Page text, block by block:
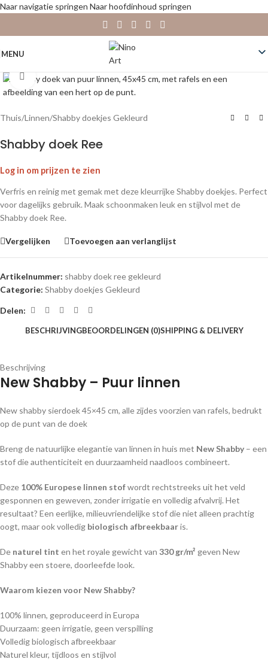
Naar navigatie springen Naar hoofdinhoud springen
MENU
Klik om te vergroten
Thuis/Linnen/Shabby doekjes Gekleurd
Shabby doek Ree
Log in om prijzen te zien
Verfris en reinig met gemak met deze kleurrijke Shabby doekjes. Perfect
voor dagelijks gebruik. Maak schoonmaken leuk en stijlvol met de
Shabby doek Ree.
Vergelijken Toevoegen aan verlanglijst
Artikelnummer: shabby doek ree gekleurd
Categorie: Shabby doekjes Gekleurd
Delen:
BESCHRIJVINGBEOORDELINGEN (0)SHIPPING & DELIVERY
Beschrijving
New Shabby – Puur linnen
New shabby sierdoek 45×45 cm, alle zijdes voorzien van rafels, bedrukt
op de punt van de doek
Breng de natuurlijke elegantie van linnen in huis met New Shabby – een
stof die authenticiteit en duurzaamheid naadloos combineert.
Deze 100% Europese linnen stofwordt rechtstreeks uit het veld
gesponnen en geweven, zonder irrigatie en volledig afvalvrij. Het
resultaat? Een eerlijke, milieuvriendelijke stof die niet alleen prachtig
oogt, maar ook volledig biologisch afbreekbaaris.
De naturel tint en het royale gewicht van 330 gr/m² geven New
Shabby een stoere, doorleefde look.
Waarom kiezen voor New Shabby?
100% linnen, geproduceerd in Europa
Duurzaam: geen irrigatie, geen verspilling
Volledig biologisch afbreekbaar
Naturel kleur, tijdloos en stijlvol